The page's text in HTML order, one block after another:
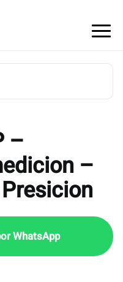
–
–